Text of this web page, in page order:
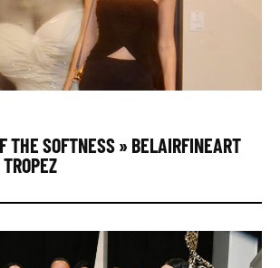
THE SOFTNESS » BELAIRFINEART